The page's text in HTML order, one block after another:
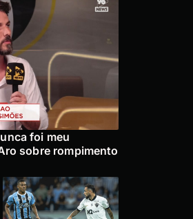
foi meu
sobre rompimento